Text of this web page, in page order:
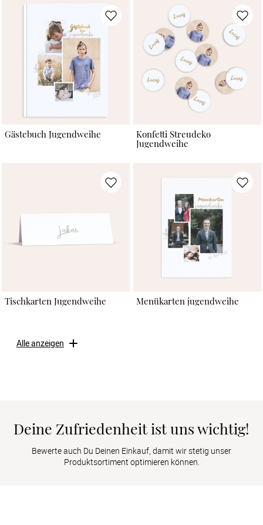
Gästebuch Jugendweihe
Konfetti Streudeko
Jugendweihe
Tischkarten Jugendweihe Menükarten jugendweihe
Alle anzeigen
Deine Zufriedenheit ist uns wichtig!
Bewerte auch Du Deinen Einkauf, damit wir stetig unser
Produktsortiment optimieren können.